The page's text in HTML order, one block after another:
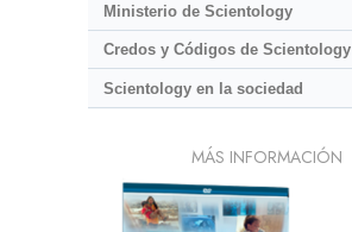
Ministerio de Scientology
Credos y Códigos de Scientology
Scientology en la sociedad
MÁS INFORMACIÓN